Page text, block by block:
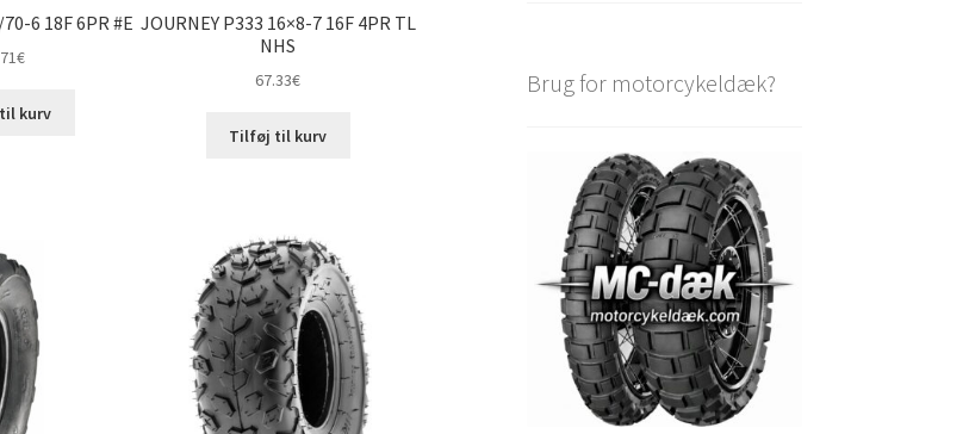
6 18F 6PR #E
€
kurv
JOURNEY P333 16×8-7 16F 4PR TL
NHS
67.33€
Tilføj til kurv
Brug for motorcykeldæk?